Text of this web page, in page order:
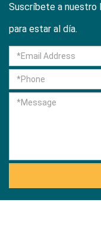
Suscríbete a nuestro
para estar al día.